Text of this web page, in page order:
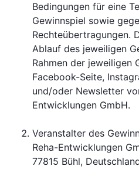
Bedingungen für eine
Gewinnspiel sowie
Rechteübertragungen.
Ablauf des jeweiligen
Rahmen der jeweiligen
Facebook-Seite,
und/oder Newsletter
Entwicklungen GmbH.
Veranstalter des
Reha-Entwicklungen
77815 Bühl,